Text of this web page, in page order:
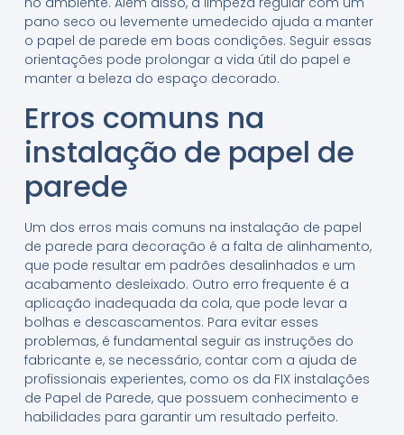
pano seco ou levemente umedecido ajuda a manter
o papel de parede em boas condições. Seguir essas
orientações pode prolongar a vida útil do papel e
manter a beleza do espaço decorado.
Erros comuns na
instalação de papel de
parede
Um dos erros mais comuns na instalação de papel
de parede para decoração é a falta de alinhamento,
que pode resultar em padrões desalinhados e um
acabamento desleixado. Outro erro frequente é a
aplicação inadequada da cola, que pode levar a
bolhas e descascamentos. Para evitar esses
problemas, é fundamental seguir as instruções do
fabricante e, se necessário, contar com a ajuda de
profissionais experientes, como os da FIX instalações
de Papel de Parede, que possuem conhecimento e
habilidades para garantir um resultado perfeito.